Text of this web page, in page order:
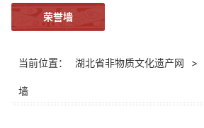
荣誉墙
当前位置： 湖北省非物质文化遗产网 >
墙